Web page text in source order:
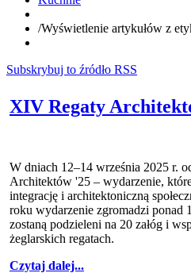
/Wyświetlenie artykułów z
Subskrybuj to źródło RSS
XIV Regaty
W dniach 12–14 września 2025 r.
Architektów '25 – wydarzenie,
integrację i architektoniczną
roku wydarzenie zgromadzi ponad
zostaną podzieleni na 20 załóg i
żeglarskich regatach.
Czytaj dalej...